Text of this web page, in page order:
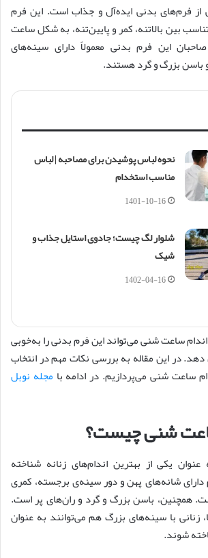
فرم‌های بدنی ایده‌آل و جذاب است. این فرم
بین بالاتنه، کمر و پایین‌تنه، به شکل ساعت
این فرم بدنی معمولاً دارای سینه‌های
باسن بزرگ و گرد هستند.
نحوه لباس پوشیدن برای مصاحبه | لباس
مناسب استخدام
1401-10-16
شلوار لگ چیست؛ جادوی استایل جذاب و
شیک
1402-04-16
ساعت شنی می‌تواند این فرم بدنی را به‌خوبی
در این مقاله به بررسی نکات مهم در انتخاب
ساعت شنی می‌پردازیم. در ادامه با مجله نوبل
شنی چیست؟
یکی از بهترین اندام‌های زنانه شناخته
دارای شانه‌های پهن و دور سینه‌ی برجسته، کمری
همچنین، باسن بزرگ و گرد و ران‌های پر است.
زنانی با سینه‌های بزرگ هم می‌توانند به عنوان
شوند.